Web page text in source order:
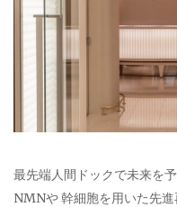
最先端人間ドックで未来を
NMNや 幹細胞を用いた先